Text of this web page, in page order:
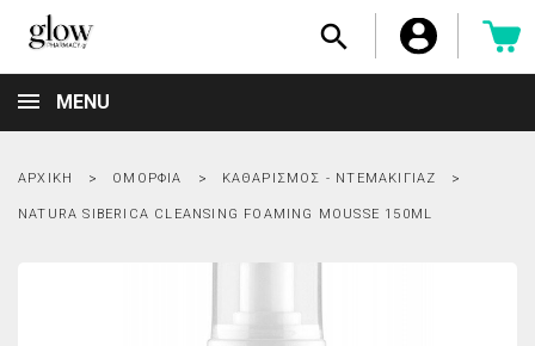

MENU
ΑΡΧΙΚΉ ΟΜΟΡΦΙΆ ΚΑΘΑΡΙΣΜΌΣ - ΝΤΕΜΑΚΙΓΙΆΖ
NATURA SIBERICA CLEANSING FOAMING MOUSSE 150ML